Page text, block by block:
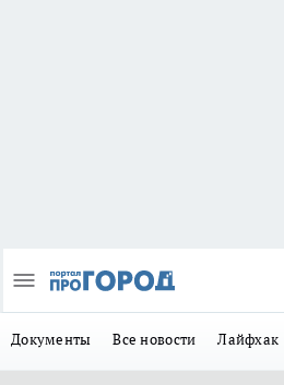
Документы Все новости Лайфхак